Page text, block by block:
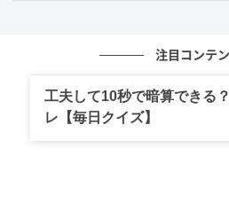
注目コンテ
工夫して10秒で暗算できる
レ【毎日クイズ】